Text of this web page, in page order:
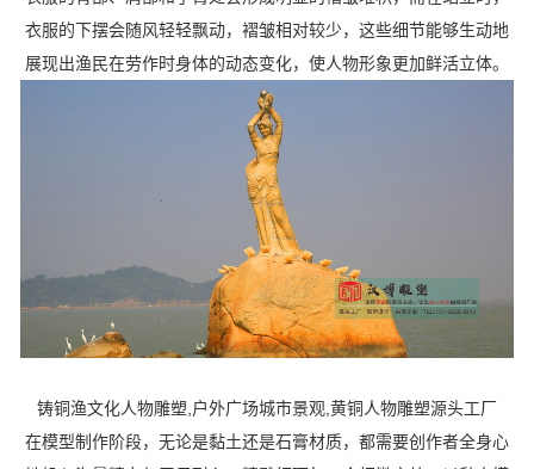
衣服的下摆会随风轻轻飘动，褶皱相对较少，这些细节能够生动地
展现出渔民在劳作时身体的动态变化，使人物形象更加鲜活立体。
铸铜渔文化人物雕塑,户外广场城市景观,黄铜人物雕塑源头工厂
在模型制作阶段，无论是黏土还是石膏材质，都需要创作者全身心